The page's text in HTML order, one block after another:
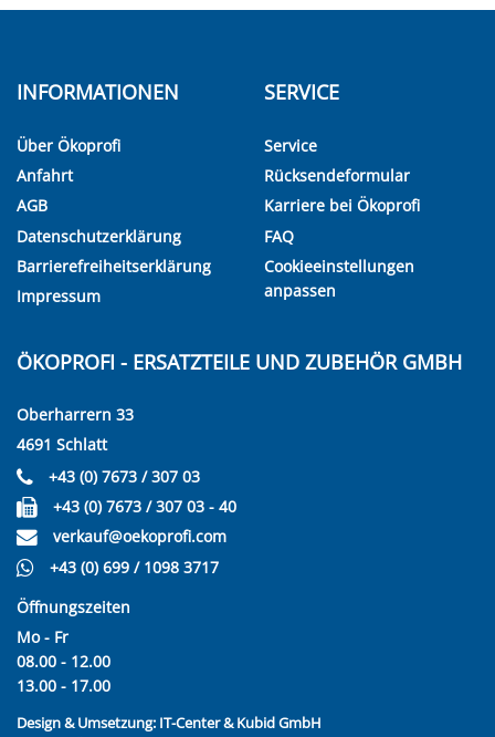
INFORMATIONEN
Über Ökoprofi
Anfahrt
AGB
Datenschutzerklärung
Barrierefreiheitserklärung
Impressum
SERVICE
Service
Rücksendeformular
Karriere bei Ökoprofi
FAQ
Cookieeinstellungen
anpassen
ÖKOPROFI - ERSATZTEILE UND ZUBEHÖR GMBH
Oberharrern 33
4691 Schlatt
+43 (0) 7673 / 307 03
+43 (0) 7673 / 307 03 - 40
verkauf@oekoprofi.com
+43 (0) 699 / 1098 3717
Öffnungszeiten
Mo - Fr
08.00 - 12.00
13.00 - 17.00
Design & Umsetzung: IT-Center & Kubid GmbH